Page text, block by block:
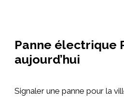
Panne électrique
aujourd’hui
Signaler une panne pour la